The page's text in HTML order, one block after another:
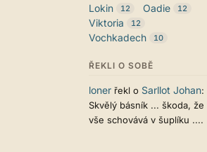
Lokin 12 Oadie 12
Viktoria 12
Vochkadech 10
ŘEKLI O SOBĚ
loner řekl o Sarllot Johan:
Skvělý básník ... škoda, že
vše schovává v šuplíku ....